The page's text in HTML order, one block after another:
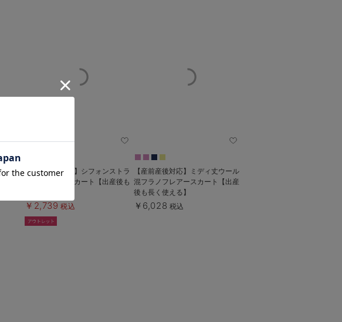
ス展
50%OFF
【産前産後対応】シフォンストラ
イプギャザースカート【出産後も
￥2,739 税込
【産前産後対応】ミディ丈ウール
混フラノフレアースカート【出産
後も長く使える】
￥6,028 税込